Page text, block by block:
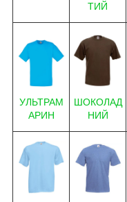
ТИЙ
УЛЬТРАМ
АРИН
ШОКОЛАД
НИЙ